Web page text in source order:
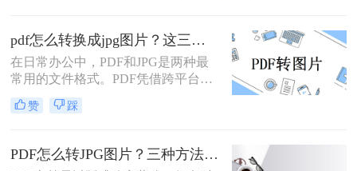
pdf怎么转换成jpg图片？这三种方法简单又实用！
在日常办公中，PDF和JPG是两种最
常用的文件格式。PDF凭借跨平台兼
容性和文档保护特性，广泛用于合
同、报告、扫描件的存储与传输；而
合网页展示、社交媒体发布和图像编
辑。那么，PDF怎么转换成JPG图片
赞 踩
PDF怎么转JPG图片？三种方法对比，一看就懂！